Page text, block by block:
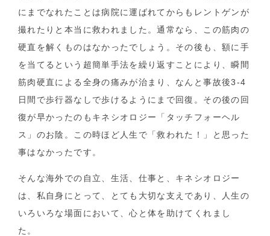
にまでなれたことは病院に運ばれてからもレントゲンが
撮れたりと本当に救われました。通常なら、この筋肉の
硬直を解くものはなかったでしょう。その後も、額に手
を当てるという超簡単手法を繰り返すことにより、瞬間
筋肉硬直による全身の痛みが治まり、なんと事故後3-4
日間で歩行器なしで歩けるようにまで回復。その後の回
復が早かったのもキネシオロジー「タッチフォーヘル
ス」のお陰。この時ほど人生で「救われた！」と思った
事はなかったです。
そんな海外での自立、生活、仕事と、キネシオロジー
は、私自身にとって、とても大切な支えであり、人生の
いろいろな場面において、心と体を助けてくれまし
た。